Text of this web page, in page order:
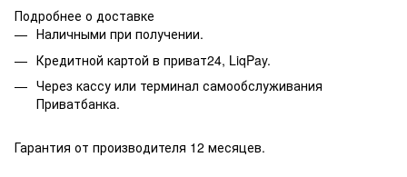
Подробнее о доставке
Наличными при получении.
Кредитной картой в приват24, LiqPay.
Через кассу или терминал самообслуживания
Приватбанка.
Гарантия от производителя 12 месяцев.